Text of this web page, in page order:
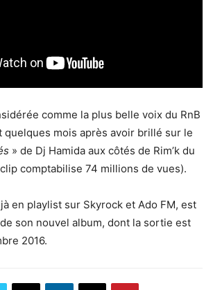
comme la plus belle voix du RnB
quelques mois après avoir brillé sur le
» de Dj Hamida aux côtés de Rim’k du
comptabilise 74 millions de vues).
en playlist sur Skyrock et Ado FM, est
son nouvel album, dont la sortie est
2016.